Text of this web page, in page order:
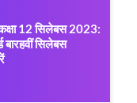
12 सिलेबस 2023:
बारहवीं सिलेबस